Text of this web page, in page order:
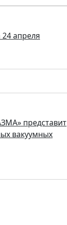
апреля
представит
вакуумных